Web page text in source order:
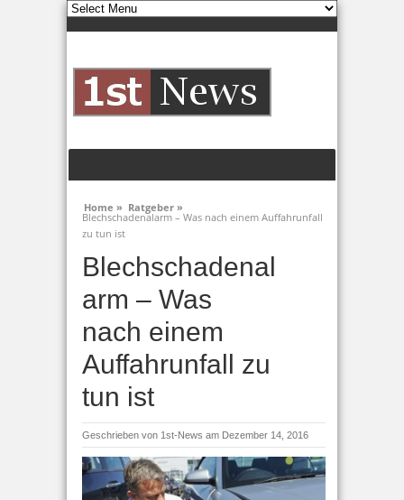
Home » Ratgeber »
Blechschadenalarm – Was nach einem Auffahrunfall
zu tun ist
Blechschadenal
arm – Was
nach einem
Auffahrunfall zu
tun ist
Geschrieben von 1st-News am Dezember 14, 2016